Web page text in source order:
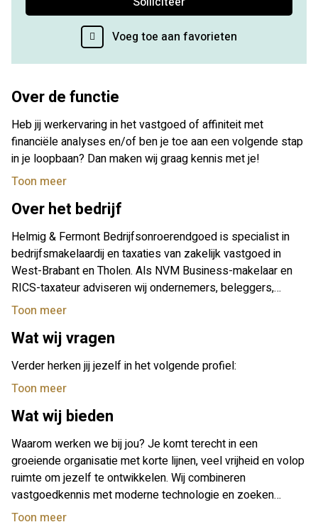
Voeg toe aan favorieten
Over de functie
Heb jij werkervaring in het vastgoed of affiniteit met
financiële analyses en/of ben je toe aan een volgende stap
in je loopbaan? Dan maken wij graag kennis met je!
Toon meer
Over het bedrijf
Helmig & Fermont Bedrijfsonroerendgoed is specialist in
bedrijfsmakelaardij en taxaties van zakelijk vastgoed in
West-Brabant en Tholen. Als NVM Business-makelaar en
RICS-taxateur adviseren wij ondernemers, beleggers,
financiers en andere professionele partijen bij verkoop,
bedrijfsonroerendgoed. Wij staan voor deskundigheid,
Toon meer
Wat wij vragen
Verder herken jij jezelf in het volgende profiel:
Toon meer
Wat wij bieden
Waarom werken we bij jou? Je komt terecht in een
groeiende organisatie met korte lijnen, veel vrijheid en volop
ruimte om jezelf te ontwikkelen. Wij combineren
vastgoedkennis met moderne technologie en zoeken
iemand die het leuk vindt om daarin mee te groeien.
Toon meer